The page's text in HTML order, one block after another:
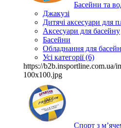
Басейни та
Джакузі
Дитячі аксесуари для
Аксесуари для басейну
Басейни
Обладнання для
Усі категорії (6)
https://b2b.insportline.com.ua/
100x100.jpg
Спорт з